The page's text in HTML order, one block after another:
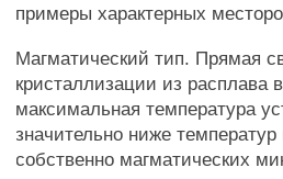
примеры характерных
Магматический тип. Прямая
кристаллизации из расплава
максимальная температура
значительно ниже
собственно магматических